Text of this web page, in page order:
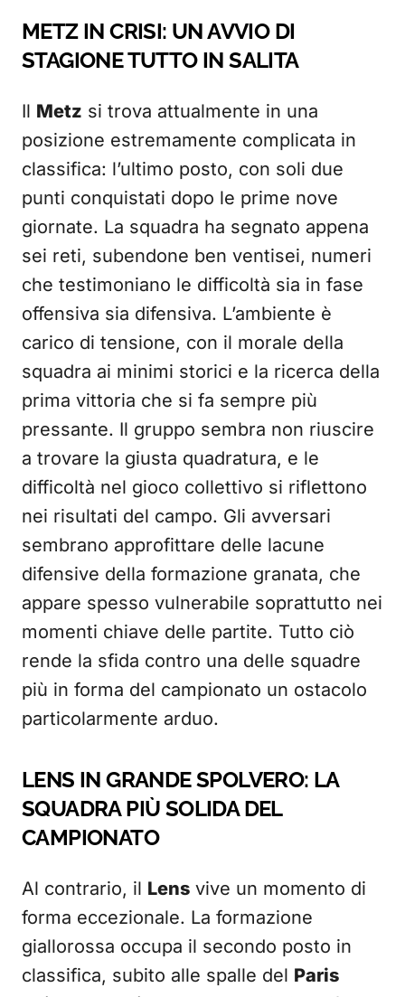
METZ IN CRISI: UN AVVIO DI
STAGIONE TUTTO IN SALITA
Il Metz si trova attualmente in una
posizione estremamente complicata in
classifica: l’ultimo posto, con soli due
punti conquistati dopo le prime nove
giornate. La squadra ha segnato appena
sei reti, subendone ben ventisei, numeri
che testimoniano le difficoltà sia in fase
offensiva sia difensiva. L’ambiente è
carico di tensione, con il morale della
squadra ai minimi storici e la ricerca della
prima vittoria che si fa sempre più
pressante. Il gruppo sembra non riuscire
a trovare la giusta quadratura, e le
difficoltà nel gioco collettivo si riflettono
nei risultati del campo. Gli avversari
sembrano approfittare delle lacune
difensive della formazione granata, che
appare spesso vulnerabile soprattutto nei
momenti chiave delle partite. Tutto ciò
rende la sfida contro una delle squadre
più in forma del campionato un ostacolo
particolarmente arduo.
LENS IN GRANDE SPOLVERO: LA
SQUADRA PIÙ SOLIDA DEL
CAMPIONATO
Al contrario, il Lens vive un momento di
forma eccezionale. La formazione
giallorossa occupa il secondo posto in
classifica, subito alle spalle del Paris